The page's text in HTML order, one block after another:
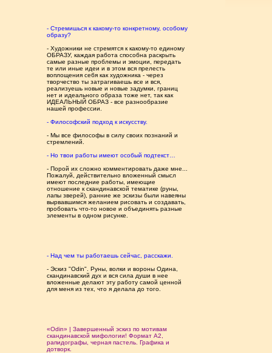
- Стремишься к какому-то конкретному, особому
образу?
- Художники не стремятся к какому-то единому
ОБРАЗУ, каждая работа способна раскрыть
самые разные проблемы и эмоции, передать
те или иные идеи и в этом вся прелесть
воплощения себя как художника - через
творчество ты затрагиваешь все и вся,
реализуешь новые и новые задумки, границ
нет и идеального образа тоже нет, так как
ИДЕАЛЬНЫЙ ОБРАЗ - все разнообразие
нашей профессии.
- Философский подход к искусству.
- Мы все философы в силу своих познаний и
стремлений.
- Но твои работы имеют особый подтекст…
- Порой их сложно комментировать даже мне...
Пожалуй, действительно вложенный смысл
имеют последние работы, имеющие
отношение к скандинавской тематике (руны,
лапы зверей), ранние же эскизы были навеяны
вырвавшимся желанием рисовать и создавать,
пробовать что-то новое и объединять разные
элементы в одном рисунке.
- Над чем ты работаешь сейчас, расскажи.
- Эскиз "Odin". Руны, волки и вороны Одина,
скандинавский дух и вся сила души в нее
вложенные делают эту работу самой ценной
для меня из тех, что я делала до того.
«Odin» | Завершенный эскиз по мотивам
скандинавской мифологии! Формат А2,
рапидографы, черная пастель. Графика и
дотворк.